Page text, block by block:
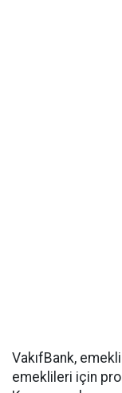
VakıfBank, emekli
emeklileri için